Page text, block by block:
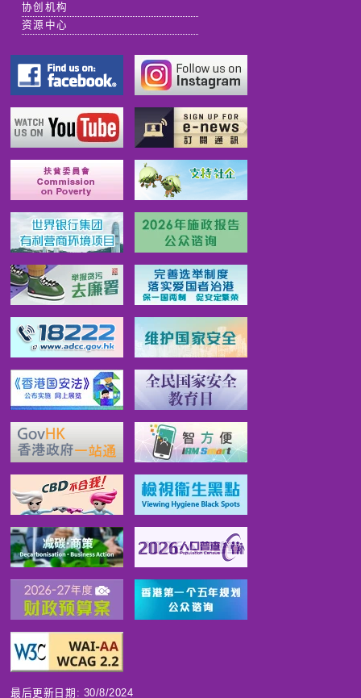
协创机构
资源中心
最后更新日期: 30/8/2024